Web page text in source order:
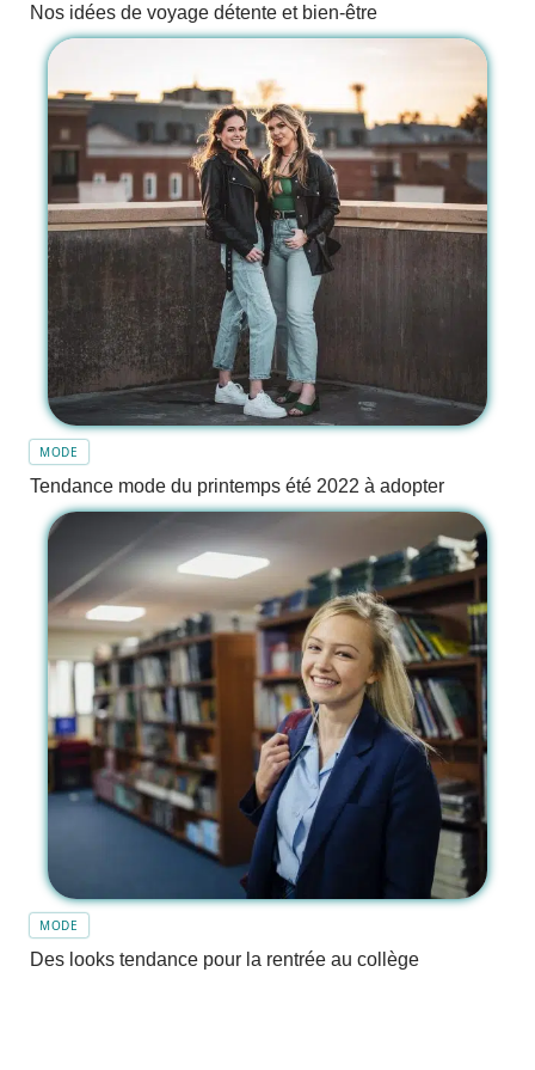
Nos idées de voyage détente et bien-être
MODE
Tendance mode du printemps été 2022 à adopter
MODE
Des looks tendance pour la rentrée au collège